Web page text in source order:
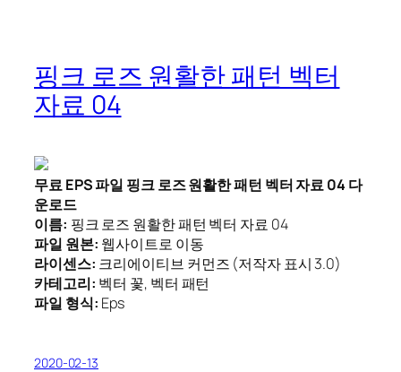
핑크 로즈 원활한 패턴 벡터
자료 04
무료 EPS 파일 핑크 로즈 원활한 패턴 벡터 자료 04 다
운로드
이름: 핑크 로즈 원활한 패턴 벡터 자료 04
파일 원본: 웹사이트로 이동
라이센스: 크리에이티브 커먼즈 (저작자 표시 3.0)
카테고리: 벡터 꽃, 벡터 패턴
파일 형식: Eps
2020-02-13